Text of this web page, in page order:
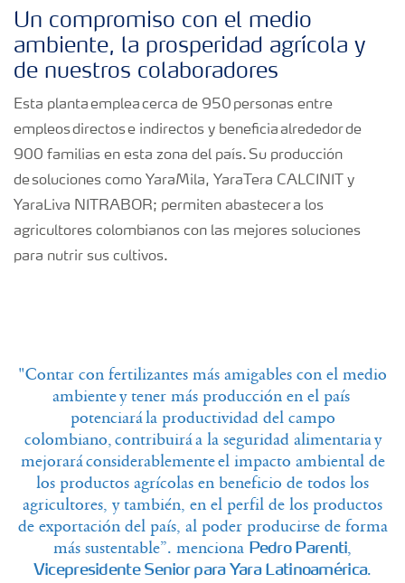
Un compromiso con el medio
ambiente, la prosperidad agrícola y
de nuestros colaboradores
Esta planta emplea cerca de 950 personas entre
empleos directos e indirectos y beneficia alrededor de
900 familias en esta zona del país. Su producción
de soluciones como YaraMila, YaraTera CALCINIT y
YaraLiva NITRABOR; permiten abastecer a los
agricultores colombianos con las mejores soluciones
para nutrir sus cultivos.
"Contar con fertilizantes más amigables con el medio
ambiente y tener más producción en el país
potenciará la productividad del campo
colombiano, contribuirá a la seguridad alimentaria y
mejorará considerablemente el impacto ambiental de
los productos agrícolas en beneficio de todos los
agricultores, y también, en el perfil de los productos
de exportación del país, al poder producirse de forma
más sustentable”. menciona Pedro Parenti,
Vicepresidente Senior para Yara Latinoamérica.